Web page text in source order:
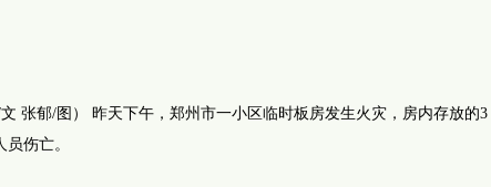
郁/图） 昨天下午，郑州市一小区临时板房发生火灾，房内存放的3
伤亡。